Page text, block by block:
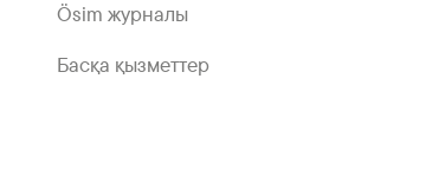
Ösim журналы
Басқа қызметтер